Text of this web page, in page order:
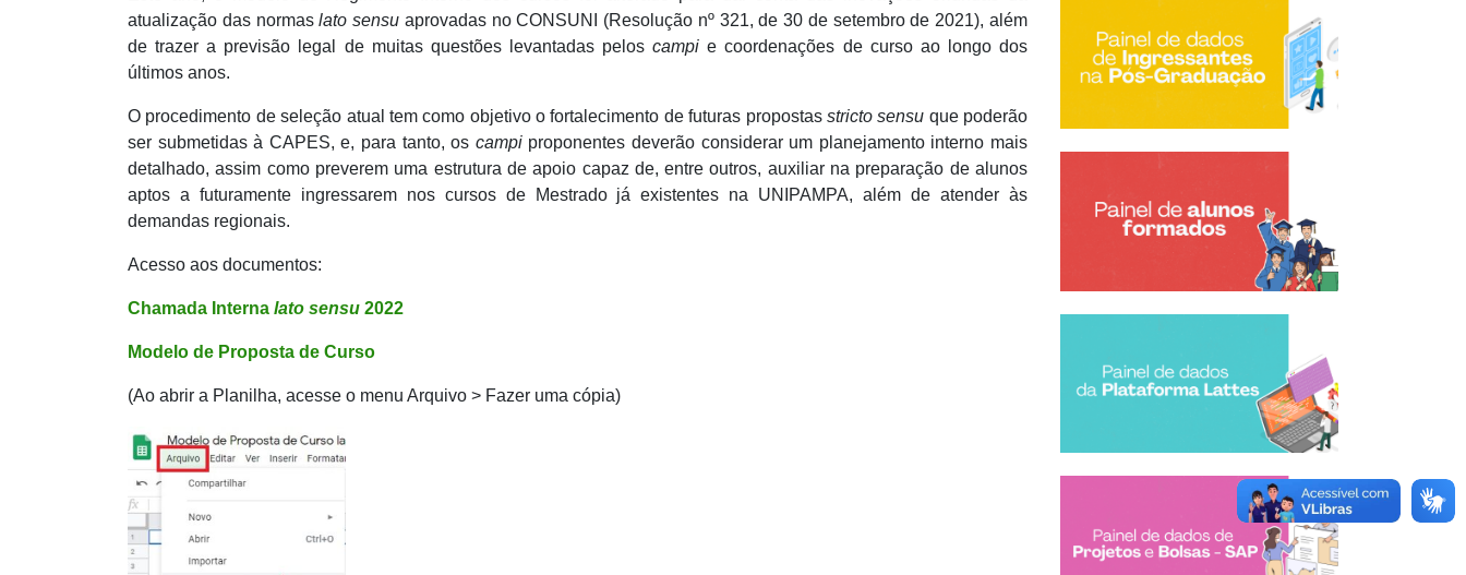
atualização das normaslato sensu aprovadas no CONSUNI (Resolução nº 321, de 30 de setembro de 2021), além
de trazer a previsão legal de muitas questões levantadas peloscampi e coordenações de curso ao longo dos
últimos anos.
O procedimento de seleção atual tem como objetivo o fortalecimento de futuras propostas stricto sensu que poderão
ser submetidas à CAPES, e, para tanto, os campiproponentes deverão considerar um planejamento interno mais
detalhado, assim como preverem uma estrutura de apoio capaz de, entre outros, auxiliar na preparação de alunos
aptos a futuramente ingressarem nos cursos de Mestrado já existentes na UNIPAMPA, além de atender às
demandas regionais.
Acesso aos documentos:
Chamada Interna lato sensu 2022
Modelo de Proposta de Curso
(Ao abrir a Planilha, acesse o menu Arquivo > Fazer uma cópia)